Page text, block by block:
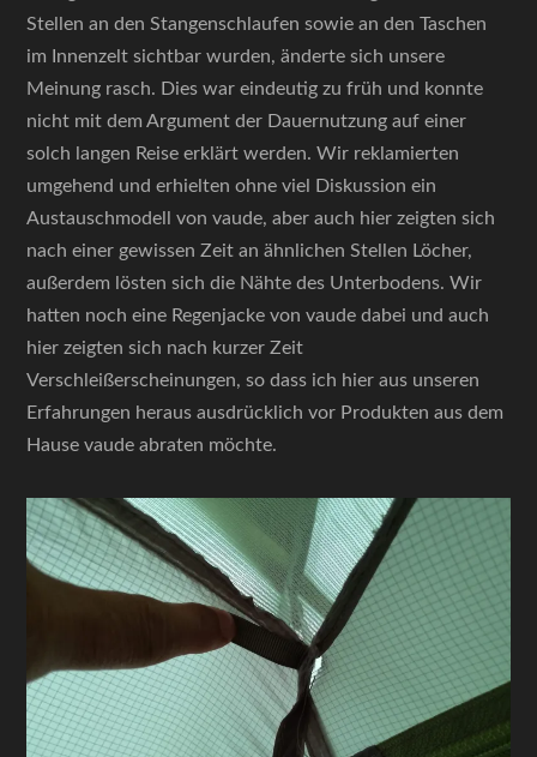
Stellen an den Stangenschlaufen sowie an den Taschen
im Innenzelt sichtbar wurden, änderte sich unsere
Meinung rasch. Dies war eindeutig zu früh und konnte
nicht mit dem Argument der Dauernutzung auf einer
solch langen Reise erklärt werden. Wir reklamierten
umgehend und erhielten ohne viel Diskussion ein
Austauschmodell von vaude, aber auch hier zeigten sich
nach einer gewissen Zeit an ähnlichen Stellen Löcher,
außerdem lösten sich die Nähte des Unterbodens. Wir
hatten noch eine Regenjacke von vaude dabei und auch
hier zeigten sich nach kurzer Zeit
Verschleißerscheinungen, so dass ich hier aus unseren
Erfahrungen heraus ausdrücklich vor Produkten aus dem
Hause vaude abraten möchte.